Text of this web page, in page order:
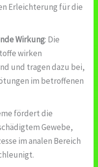
Erleichterung für die
Wirkung: Die
wirken
und tragen dazu bei,
im betroffenen
fördert die
Gewebe,
im analen Bereich